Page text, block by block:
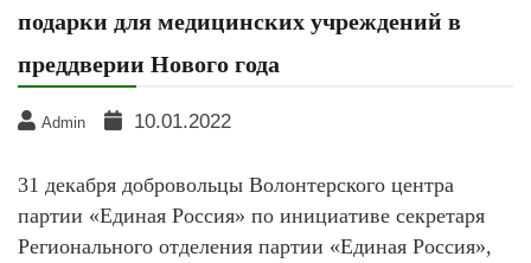
подарки для медицинских учреждений в
преддверии Нового года
Admin 10.01.2022
31 декабря добровольцы Волонтерского центра
партии «Единая Россия» по инициативе секретаря
Регионального отделения партии «Единая Россия»,